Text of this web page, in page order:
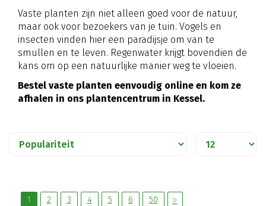
Vaste planten zijn niet alleen goed voor de natuur,
maar ook voor bezoekers van je tuin. Vogels en
insecten vinden hier een paradijsje om van te
smullen en te leven. Regenwater krijgt bovendien de
kans om op een natuurlijke manier weg te vloeien.
Bestel vaste planten eenvoudig online en kom ze
afhalen in ons plantencentrum in Kessel.
1 2 3 4 5 6 50